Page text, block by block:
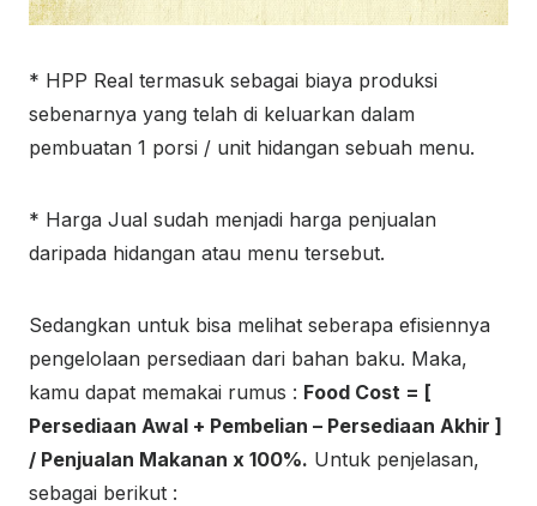
* HPP Real termasuk sebagai biaya produksi
sebenarnya yang telah di keluarkan dalam
pembuatan 1 porsi / unit hidangan sebuah menu.
* Harga Jual sudah menjadi harga penjualan
daripada hidangan atau menu tersebut.
Sedangkan untuk bisa melihat seberapa efisiennya
pengelolaan persediaan dari bahan baku. Maka,
kamu dapat memakai rumus : Food Cost = [
Persediaan Awal + Pembelian – Persediaan Akhir ]
/ Penjualan Makanan x 100%. Untuk penjelasan,
sebagai berikut :